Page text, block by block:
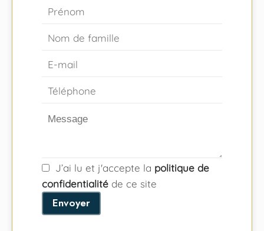
J’ai lu et j'accepte la politique de
confidentialité de ce site
Envoyer